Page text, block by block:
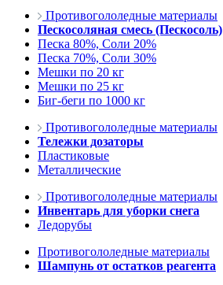
Противогололедные материалы
Пескосоляная смесь (Пескосоль)
Песка 80%, Соли 20%
Песка 70%, Соли 30%
Мешки по 20 кг
Мешки по 25 кг
Биг-беги по 1000 кг
Противогололедные материалы
Тележки дозаторы
Пластиковые
Металлические
Противогололедные материалы
Инвентарь для уборки снега
Ледорубы
Противогололедные материалы
Шампунь от остатков реагента